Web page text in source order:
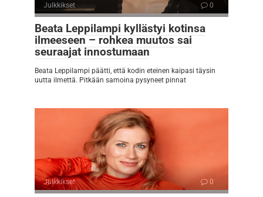
Julkkikset 0
Beata Leppilampi kyllästyi kotinsa
ilmeeseen – rohkea muutos sai
seuraajat innostumaan
Beata Leppilampi päätti, että kodin eteinen kaipasi täysin
uutta ilmettä. Pitkään samoina pysyneet pinnat
Julkkikset 0